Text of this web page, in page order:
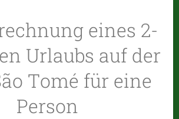
eines 2-
Urlaubs auf der
Tomé für eine
Person